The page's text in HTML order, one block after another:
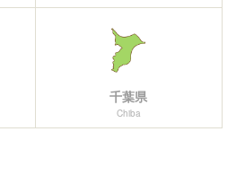
千葉県
Chiba